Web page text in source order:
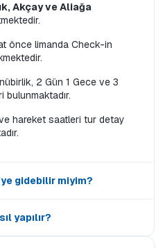
Akçay ve Aliağa
önce limanda Check-in
2 Gün 1 Gece ve 3
hareket saatleri tur detay
gidebilir miyim?
yapılır?